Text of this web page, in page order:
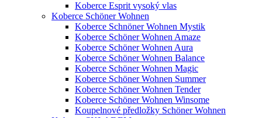
Koberce Esprit vysoký vlas
Koberce Schöner Wohnen
Koberce Schnöner Wohnen Mystik
Koberce Schöner Wohnen Amaze
Koberce Schöner Wohnen Aura
Koberce Schöner Wohnen Balance
Koberce Schöner Wohnen Magic
Koberce Schöner Wohnen Summer
Koberce Schöner Wohnen Tender
Koberce Schöner Wohnen Winsome
Koupelnové předložky Schöner Wohnen